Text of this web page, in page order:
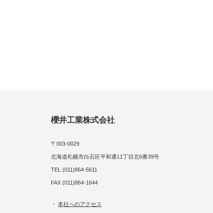
櫻井工業株式会社
〒003-0029
北海道札幌市白石区平和通11丁目北6番39号
TEL (011)864-5611
FAX (011)864-1644
・ 本社へのアクセス